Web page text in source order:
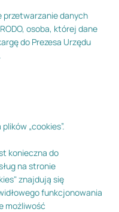
przetwarzanie danych
osoba, której dane
do Prezesa Urzędu
„cookies”.
konieczna do
na stronie
znajdują się
funkcjonowania
możliwość